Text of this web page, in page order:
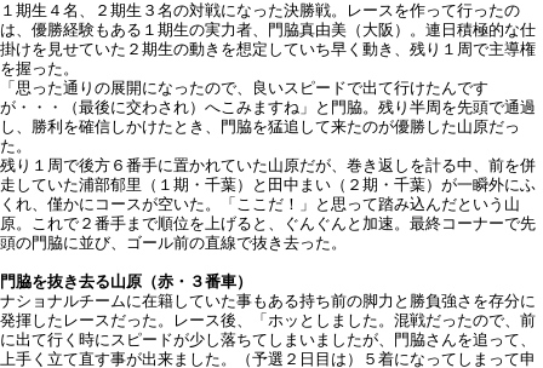
１期生４名、２期生３名の対戦になった決勝戦。レースを作って行ったの
は、優勝経験もある１期生の実力者、門脇真由美（大阪）。連日積極的な仕
掛けを見せていた２期生の動きを想定していち早く動き、残り１周で主導権
を握った。
「思った通りの展開になったので、良いスピードで出て行けたんです
が・・・（最後に交わされ）へこみますね」と門脇。残り半周を先頭で通過
し、勝利を確信しかけたとき、門脇を猛追して来たのが優勝した山原だっ
た。
残り１周で後方６番手に置かれていた山原だが、巻き返しを計る中、前を併
走していた浦部郁里（１期・千葉）と田中まい（２期・千葉）が一瞬外にふ
くれ、僅かにコースが空いた。「ここだ！」と思って踏み込んだという山
原。これで２番手まで順位を上げると、ぐんぐんと加速。最終コーナーで先
頭の門脇に並び、ゴール前の直線で抜き去った。
門脇を抜き去る山原（赤・３番車）
ナショナルチームに在籍していた事もある持ち前の脚力と勝負強さを存分に
発揮したレースだった。レース後、「ホッとしました。混戦だったので、前
に出て行く時にスピードが少し落ちてしまいましたが、門脇さんを追って、
上手く立て直す事が出来ました。（予選２日目は）５着になってしまって申